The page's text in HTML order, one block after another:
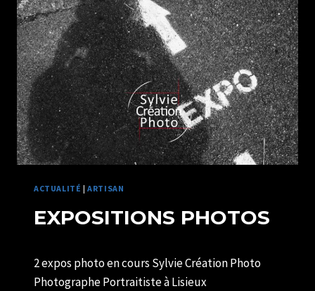
ACTUALITÉ |ARTISAN
EXPOSITIONS PHOTOS
SYLVIE
CHATELAIS
2 expos photo en cours Sylvie Création Photo
Photographe Portraitiste à Lisieux